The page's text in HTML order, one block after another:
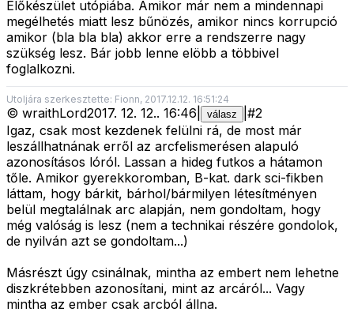
Előkészület utópiába. Amikor már nem a mindennapi
megélhetés miatt lesz bűnözés, amikor nincs korrupció
amikor (bla bla bla) akkor erre a rendszerre nagy
szükség lesz. Bár jobb lenne elöbb a többivel
foglalkozni.
Utoljára szerkesztette: Fionn, 2017.12.12. 16:51:24
© wraithLord2017. 12. 12.. 16:46 válasz #2
Igaz, csak most kezdenek felülni rá, de most már
leszállhatnának erről az arcfelismerésen alapuló
azonosításos lóról. Lassan a hideg futkos a hátamon
tőle. Amikor gyerekkoromban, B-kat. dark sci-fikben
láttam, hogy bárkit, bárhol/bármilyen létesítményen
belül megtalálnak arc alapján, nem gondoltam, hogy
még valóság is lesz (nem a technikai részére gondolok,
de nyilván azt se gondoltam...)
Másrészt úgy csinálnak, mintha az embert nem lehetne
diszkrétebben azonosítani, mint az arcáról... Vagy
mintha az ember csak arcból állna.